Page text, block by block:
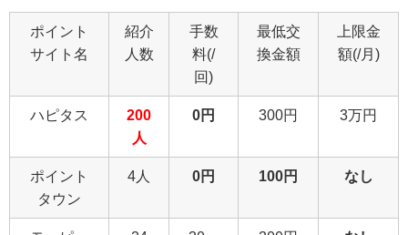
ポイント
サイト名
紹介
人数
手数
料(/
回)
最低交
換金額
上限金
額(/月)
ハピタス
200
人
0円 300円 3万円
ポイント
タウン
4人 0円 100円 なし